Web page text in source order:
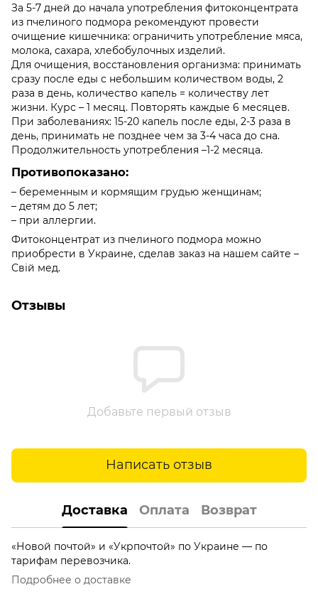
За 5-7 дней до начала употребления фитоконцентрата
из пчелиного подмора рекомендуют провести
очищение кишечника: ограничить употребление мяса,
молока, сахара, хлебобулочных изделий.
Для очищения, восстановления организма: принимать
сразу после еды с небольшим количеством воды, 2
раза в день, количество капель = количеству лет
жизни. Курс – 1 месяц. Повторять каждые 6 месяцев.
При заболеваниях: 15-20 капель после еды, 2-3 раза в
день, принимать не позднее чем за 3-4 часа до сна.
Продолжительность употребления –1-2 месяца.
Противопоказано:
– беременным и кормящим грудью женщинам;
– детям до 5 лет;
– при аллергии.
Фитоконцентрат из пчелиного подмора можно
приобрести в Украине, сделав заказ на нашем сайте –
Свій мед.
Отзывы
Добавьте первый отзыв
Написать отзыв
Доставка Оплата Возврат
«Новой почтой» и «Укрпочтой» по Украине — по
тарифам перевозчика.
Подробнее о доставке